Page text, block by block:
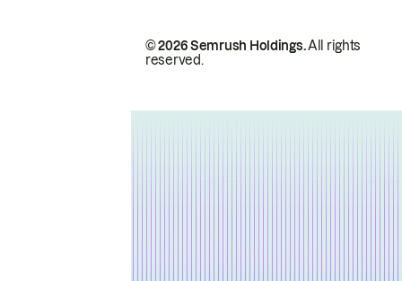
© 2026 Semrush Holdings.All rights
reserved.